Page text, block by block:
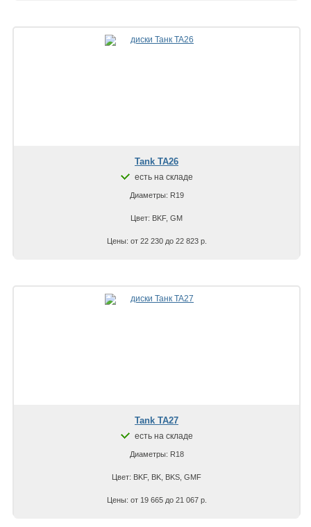
Tank TA26
есть на складе
Диаметры: R19
Цвет: BKF, GM
Цены: от 22 230 до 22 823 р.
Tank TA27
есть на складе
Диаметры: R18
Цвет: BKF, BK, BKS, GMF
Цены: от 19 665 до 21 067 р.